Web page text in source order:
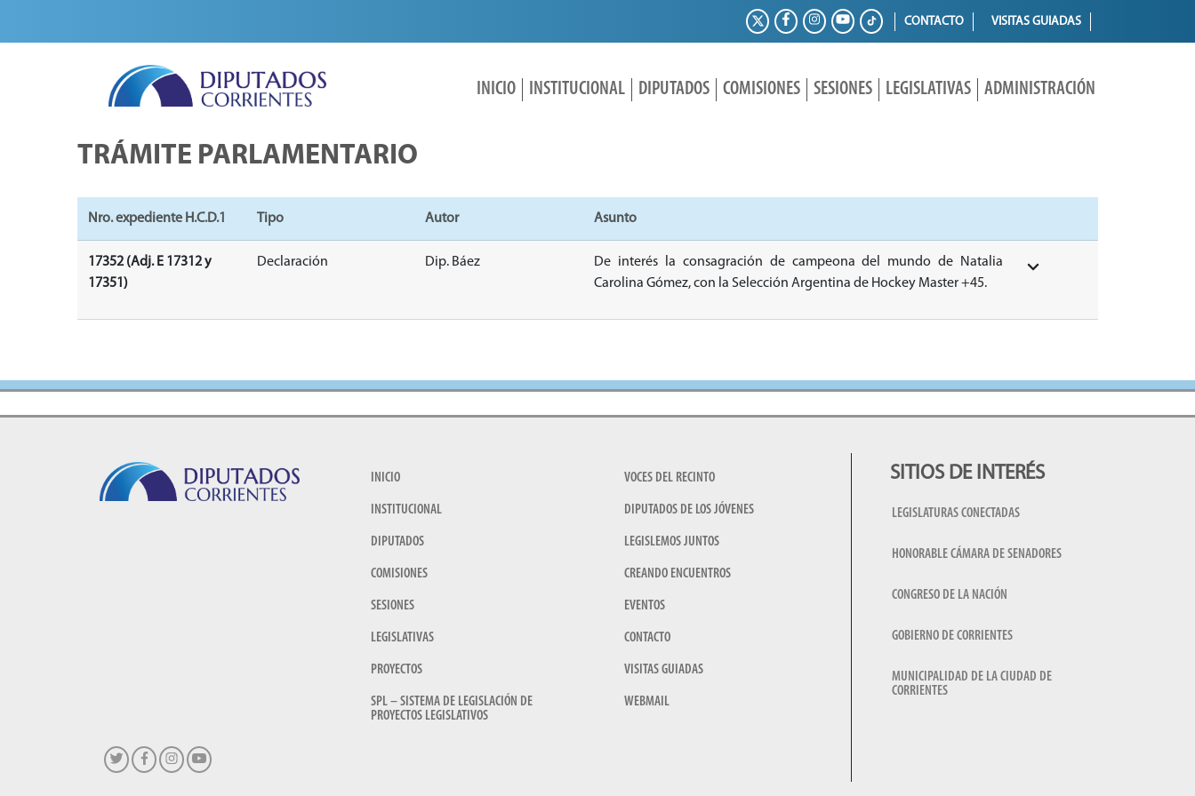
CONTACTO VISITAS GUIADAS
INICIO INSTITUCIONAL DIPUTADOS COMISIONES SESIONES LEGISLATIVAS ADMINISTRACIÓN
TRÁMITE PARLAMENTARIO
Nro. expediente H.C.D.1 Tipo Autor Asunto
17352 (Adj. E 17312 y
17351)
Declaración Dip. Báez
De interés la consagración de campeona del mundo de Natalia
Carolina Gómez, con la Selección Argentina de Hockey Master +45.
INICIO
INSTITUCIONAL
DIPUTADOS
COMISIONES
SESIONES
LEGISLATIVAS
PROYECTOS
SPL – SISTEMA DE LEGISLACIÓN DE
PROYECTOS LEGISLATIVOS
VOCES DEL RECINTO
DIPUTADOS DE LOS JÓVENES
LEGISLEMOS JUNTOS
CREANDO ENCUENTROS
EVENTOS
CONTACTO
VISITAS GUIADAS
WEBMAIL
SITIOS DE INTERÉS
LEGISLATURAS CONECTADAS
HONORABLE CÁMARA DE SENADORES
CONGRESO DE LA NACIÓN
GOBIERNO DE CORRIENTES
MUNICIPALIDAD DE LA CIUDAD DE
CORRIENTES